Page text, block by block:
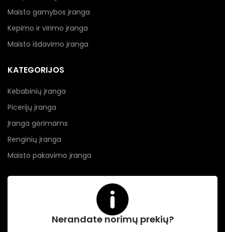
Maisto gamybos įranga
Kepimo ir virimo įranga
Maisto išdavimo įranga
KATEGORIJOS
Kebabinių įranga
Picerijų įranga
Įranga gėrimams
Renginių įranga
Maisto pakavimo įranga
Nerandate norimų prekių?